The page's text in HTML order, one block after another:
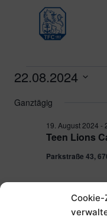
Cookie-
springen
für
August
22.08.2024
wählen.
Ganztägig
Teen Lions
19. August 2024 -
Parkstraße 43,